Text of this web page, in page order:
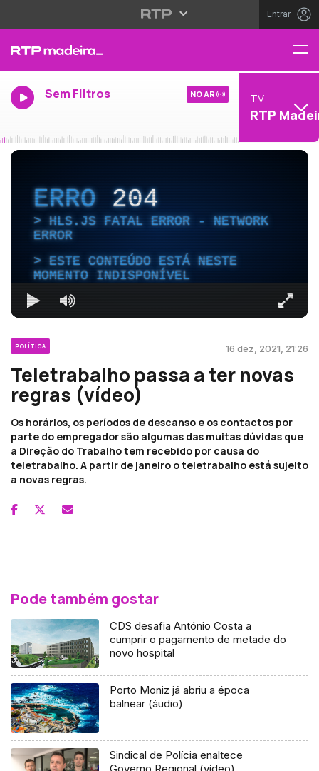
Entrar
Sem Filtros NO AR TV
RTP
ERRO204
HLS.JS FATAL ERROR - NETWORK
ERROR
ESTE CONTEÚDO ESTÁ NESTE
MOMENTO INDISPONÍVEL
POLÍTICA 16 dez, 2021, 21:26
Teletrabalho passa a ter novas
regras (vídeo)
Os horários, os períodos de descanso e os contactos por
parte do empregador são algumas das muitas dúvidas que
a Direção do Trabalho tem recebido por causa do
teletrabalho. A partir de janeiro o teletrabalho está sujeito
a novas regras.
Pode também gostar
CDS desafia António Costa a
cumprir o pagamento de metade do
novo hospital
Porto Moniz já abriu a época
balnear (áudio)
Sindical de Polícia enaltece